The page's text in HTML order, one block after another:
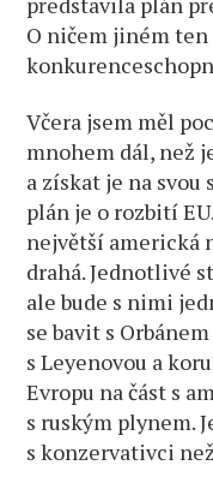
O ničem jiném
Včera jsem měl
mnohem dál, než
a získat je na
plán je o rozbití
největší americká
drahá. Jednotlivé
ale bude s nimi
se bavit s
s Leyenovou a
Evropu na část s
s ruským plynem.
s konzervativci